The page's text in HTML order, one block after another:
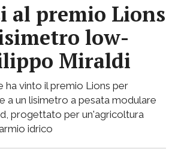
al premio Lions
low-
Miraldi
ha vinto il premio Lions per
a un lisimetro a pesata modulare
progettato per un'agricoltura
idrico